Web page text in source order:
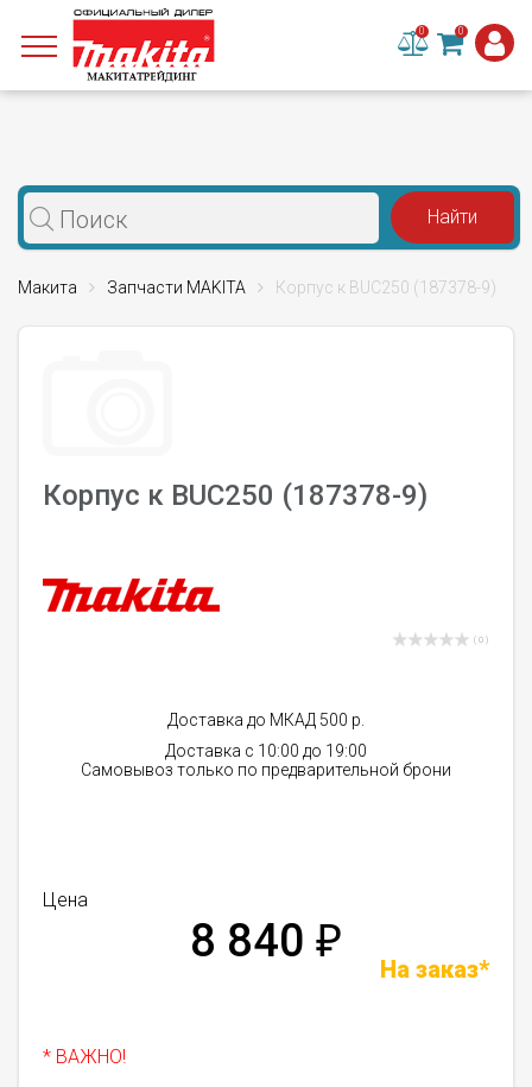
0 0
Макита Запчасти MAKITA Корпус к BUC250 (187378-9)
Корпус к BUC250 (187378-9)
( 0 )
Доставка до МКАД 500 р.
Доставка с 10:00 до 19:00
Самовывоз только по предварительной брони
Цена
8 840 ₽
На заказ*
* ВАЖНО!